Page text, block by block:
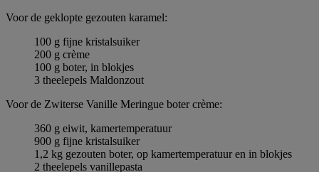
Voor de geklopte gezouten karamel:
100 g fijne kristalsuiker
200 g crème
100 g boter, in blokjes
3 theelepels Maldonzout
Voor de Zwiterse Vanille Meringue boter crème:
360 g eiwit, kamertemperatuur
900 g fijne kristalsuiker
1,2 kg gezouten boter, op kamertemperatuur en in blokjes
2 theelepels vanillepasta